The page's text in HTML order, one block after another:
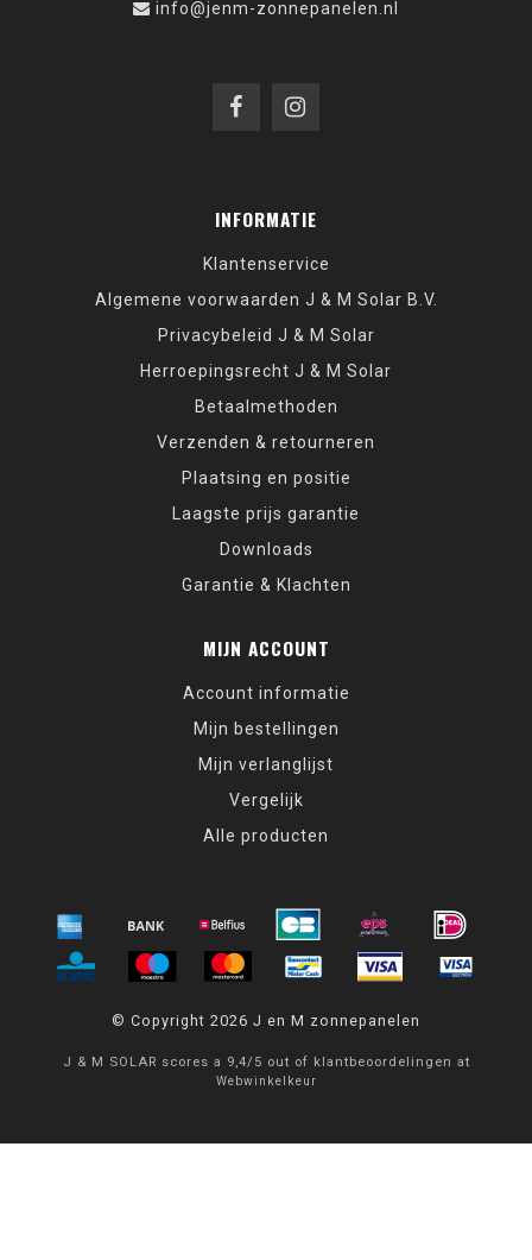
info@jenm-zonnepanelen.nl
INFORMATIE
Klantenservice
Algemene voorwaarden J & M Solar B.V.
Privacybeleid J & M Solar
Herroepingsrecht J & M Solar
Betaalmethoden
Verzenden & retourneren
Plaatsing en positie
Laagste prijs garantie
Downloads
Garantie & Klachten
MIJN ACCOUNT
Account informatie
Mijn bestellingen
Mijn verlanglijst
Vergelijk
Alle producten
© Copyright 2026 J en M zonnepanelen
J & M SOLAR scores a 9,4/ 5 out of klantbeoordelingen at
Webwinkelkeur